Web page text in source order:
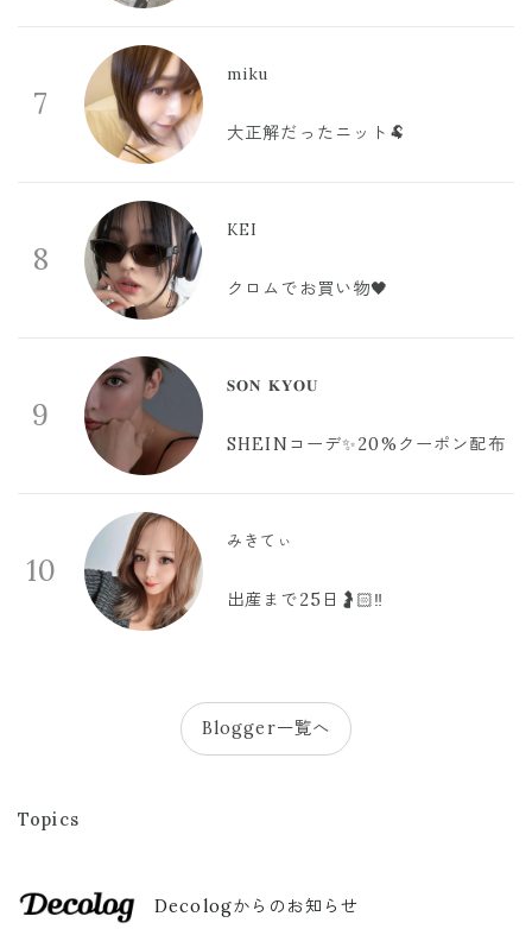
7
miku
大正解だったニット🐏
8
KEI
クロムでお買い物🖤
9
𝐒𝐎𝐍 𝐊𝐘𝐎𝐔
SHEINコーデ✨20%クーポン配布
10
みきてぃ
出産まで25日🤰🏻‼️
Blogger一覧へ
Topics
Decologからのお知らせ